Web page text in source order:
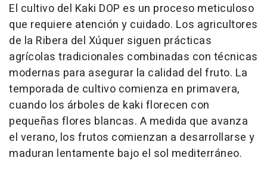
El cultivo del Kaki DOP es un proceso meticuloso
que requiere atención y cuidado. Los agricultores
de la Ribera del Xúquer siguen prácticas
agrícolas tradicionales combinadas con técnicas
modernas para asegurar la calidad del fruto. La
temporada de cultivo comienza en primavera,
cuando los árboles de kaki florecen con
pequeñas flores blancas. A medida que avanza
el verano, los frutos comienzan a desarrollarse y
maduran lentamente bajo el sol mediterráneo.